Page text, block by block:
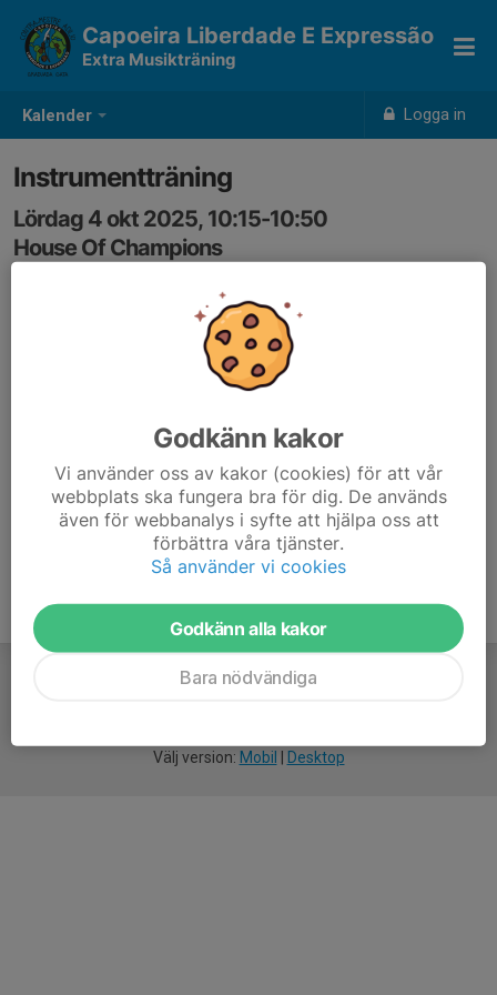
Kalender Logga in
Capoeira Liberdade E Expressão
Extra Musikträning
Instrumentträning
Lördag 4 okt 2025, 10:15-10:50
House Of Champions
Samling: 10:10, stora salen
Välj version: Mobil Desktop
Godkänn kakor
Vi använder oss av kakor (cookies) för att vår
webbplats ska fungera bra för dig. De används
även för webbanalys i syfte att hjälpa oss att
förbättra våra tjänster.
Så använder vi cookies
Godkänn alla kakor
Bara nödvändiga